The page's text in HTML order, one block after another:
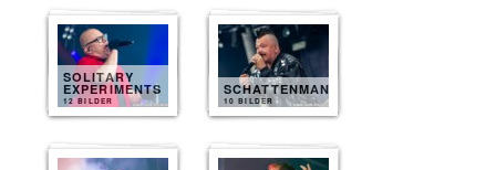
SOLITARY
EXPERIMENTS
12 BILDER
SCHATTENMANN
10 BILDER